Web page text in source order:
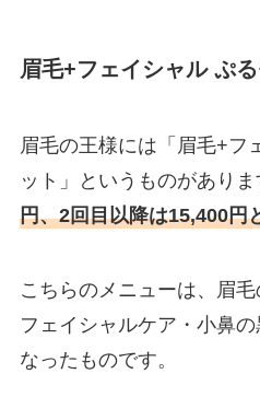
眉毛+フェイシャル ぷ
眉毛の王様には「眉毛+フ
ット」というものがありま
円、2回目以降は15,400円
こちらのメニューは、眉
フェイシャルケア・小鼻
なったものです。